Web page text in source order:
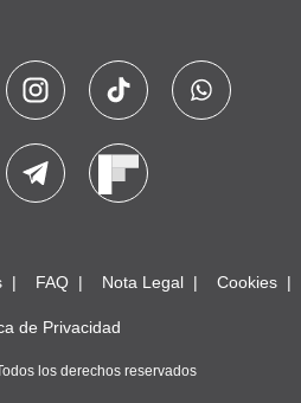
FAQ Nota Legal Cookies
de Privacidad
los derechos reservados